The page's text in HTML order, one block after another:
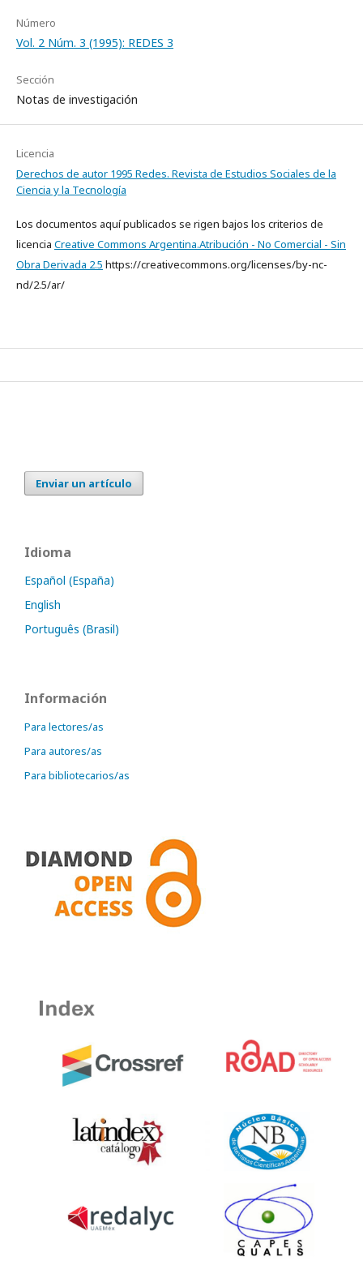
Número
Vol. 2 Núm. 3 (1995): REDES 3
Sección
Notas de investigación
Licencia
Derechos de autor 1995 Redes. Revista de Estudios Sociales de la
Ciencia y la Tecnología
Los documentos aquí publicados se rigen bajos los criterios de
licencia Creative Commons Argentina.Atribución - No Comercial - Sin
Obra Derivada 2.5 https://creativecommons.org/licenses/by-nc-
nd/2.5/ar/
Enviar un artículo
Idioma
Español (España)
English
Português (Brasil)
Información
Para lectores/as
Para autores/as
Para bibliotecarios/as